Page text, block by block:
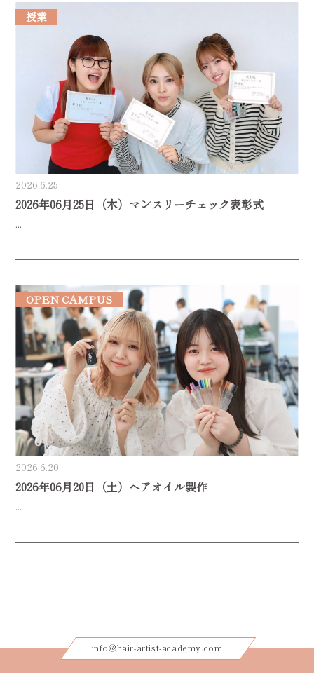
授業
2026.6.25
2026年06月25日（木）マンスリーチェック表彰式
...
OPEN CAMPUS
2026.6.20
2026年06月20日（土）ヘアオイル製作
...
info@hair-artist-academy.com